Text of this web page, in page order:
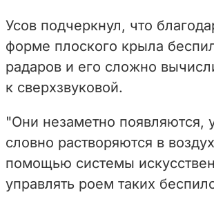
Усов подчеркнул, что
форме плоского крыла
радаров и его сложно
к сверхзвуковой.
"Они незаметно появляются,
словно растворяются в
помощью системы
управлять роем таких